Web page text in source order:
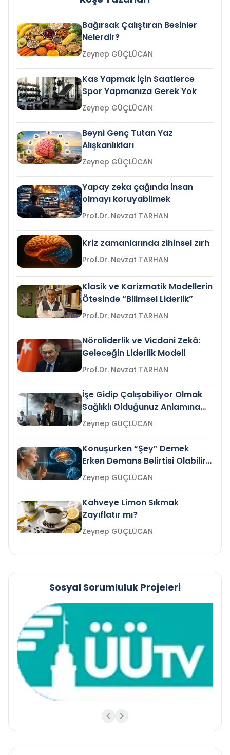
Bağırsak Çalıştıran Besinler
Nelerdir?
Zeynep GÜÇLÜCAN
Kas Yapmak İçin Saatlerce
Spor Yapmanıza Gerek Yok
Zeynep GÜÇLÜCAN
Beyni Genç Tutan Yaz
Alışkanlıkları
Zeynep GÜÇLÜCAN
Yapay zeka çağında insan
olmayı koruyabilmek
Prof.Dr. Nevzat TARHAN
Kriz zamanlarında zihinsel zırh
Prof.Dr. Nevzat TARHAN
Klasik ve Karizmatik Modellerin
Ötesinde “Bilimsel Liderlik”
Prof.Dr. Nevzat TARHAN
Nöroliderlik ve Vicdani Zekâ:
Geleceğin Liderlik Modeli
Prof.Dr. Nevzat TARHAN
İşe Gidip Çalışabiliyor Olmak
Sağlıklı Olduğunuz Anlamına
Gelir mi?Zeynep GÜÇLÜCAN
Konuşurken “Şey” Demek
Erken Demans Belirtisi Olabilir
mi?
Zeynep GÜÇLÜCAN
Kahveye Limon Sıkmak
Zayıflatır mı?
Zeynep GÜÇLÜCAN
Sosyal Sorumluluk Projeleri